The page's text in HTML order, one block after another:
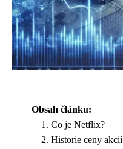
Obsah článku:
Co je Netflix?
Historie ceny akcií